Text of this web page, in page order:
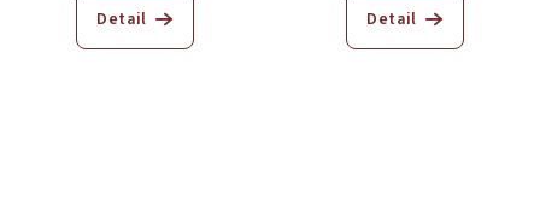
Detail Detail